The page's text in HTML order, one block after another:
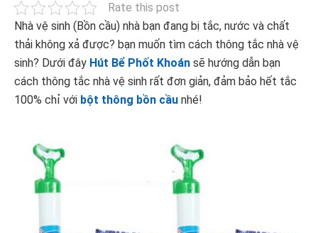
Rate this post
Nhà vệ sinh (Bồn cầu) nhà bạn đang bị tắc, nước và chất
thải không xả được? bạn muốn tìm cách thông tắc nhà vệ
sinh? Dưới đây Hút Bể Phốt Khoán sẽ hướng dẫn bạn
cách thông tắc nhà vệ sinh rất đơn giản, đảm bảo hết tắc
100% chỉ với bột thông bồn cầu nhé!